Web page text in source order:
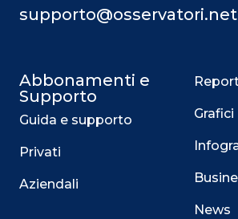
supporto@osservatori.net
Abbonamenti e
Supporto
Guida e supporto
Privati
Aziendali
Grafici
News